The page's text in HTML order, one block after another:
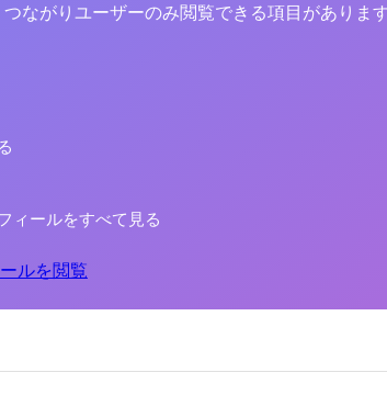
つながりユーザーのみ閲覧できる項目がありま
ィールをすべて見る
ルを閲覧